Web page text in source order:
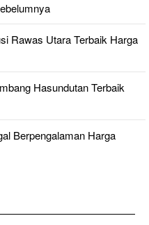
Rawas Utara Terbaik Harga
Hasundutan Terbaik
Berpengalaman Harga